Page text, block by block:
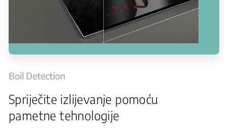
Boil Detection
Spriječite izlijevanje pomoću
pametne tehnologije